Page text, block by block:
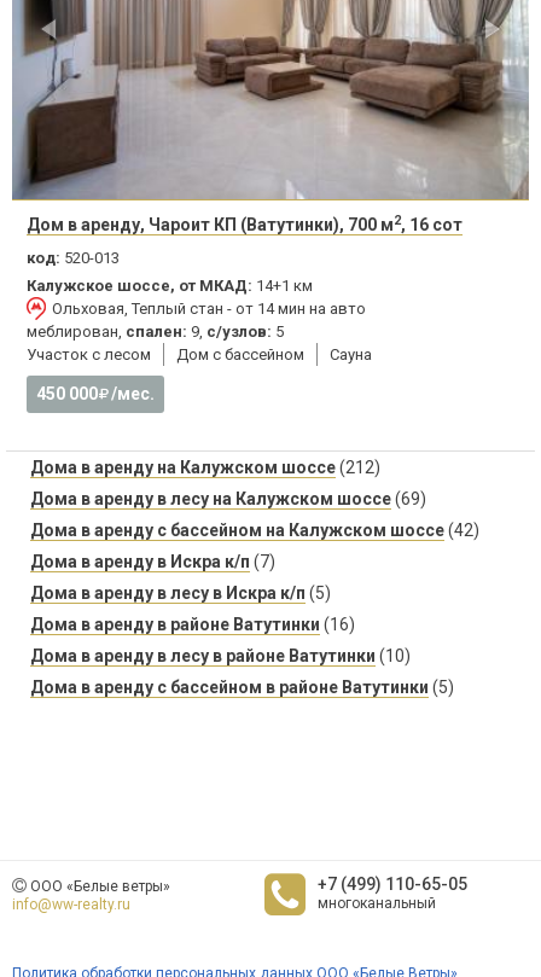
Дом в аренду, Чароит КП (Ватутинки), 700 м2, 16 сот
код: 520-013
Калужское шоссе, от МКАД: 14+1 км
Ольховая, Теплый стан - от 14 мин на авто
меблирован, спален: 9, с/узлов: 5
Участок с лесом
Дом с бассейном Сауна
450 000 /мес.
Дома в аренду на Калужском шоссе(212)
Дома в аренду в лесу на Калужском шоссе(69)
Дома в аренду с бассейном на Калужском шоссе(42)
Дома в аренду в Искра к/п (7)
Дома в аренду в лесу в Искра к/п (5)
Дома в аренду в районе Ватутинки (16)
Дома в аренду в лесу в районе Ватутинки (10)
Дома в аренду с бассейном в районе Ватутинки (5)
ООО «Белые ветры»
info@ww-realty.ru
+7 (499) 110-65-05
многоканальный
Политика обработки персональных данных ООО «Белые Ветры»